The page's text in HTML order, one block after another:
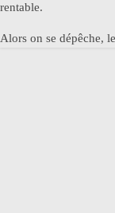
rentable.
Alors on se dépêche,